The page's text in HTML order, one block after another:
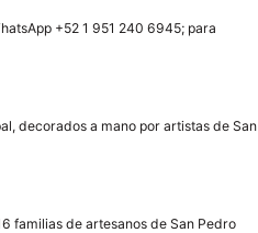
+52 1 951 240 6945; para
decorados a mano por artistas de San
familias de artesanos de San Pedro